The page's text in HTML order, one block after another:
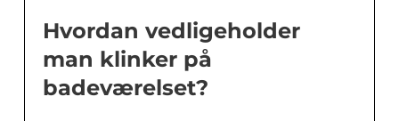
Hvordan vedligeholder
man klinker på
badeværelset?